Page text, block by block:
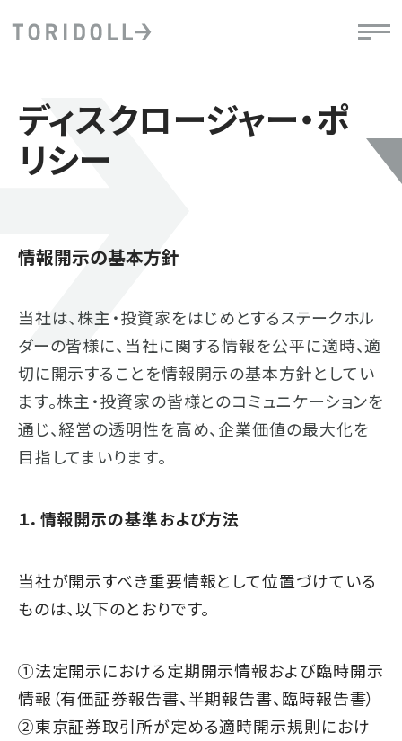
ディスクロージャー・ポ
リシー
情報開示の基本方針
当社は、株主・投資家をはじめとするステークホル
ダーの皆様に、当社に関する情報を公平に適時、適
切に開示することを情報開示の基本方針としてい
ます。株主・投資家の皆様とのコミュニケーションを
通じ、経営の透明性を高め、企業価値の最大化を
目指してまいります。
１．情報開示の基準および方法
当社が開示すべき重要情報として位置づけている
ものは、以下のとおりです。
①法定開示における定期開示情報および臨時開示
情報（有価証券報告書、半期報告書、臨時報告書）
➁東京証券取引所が定める適時開示規則におけ